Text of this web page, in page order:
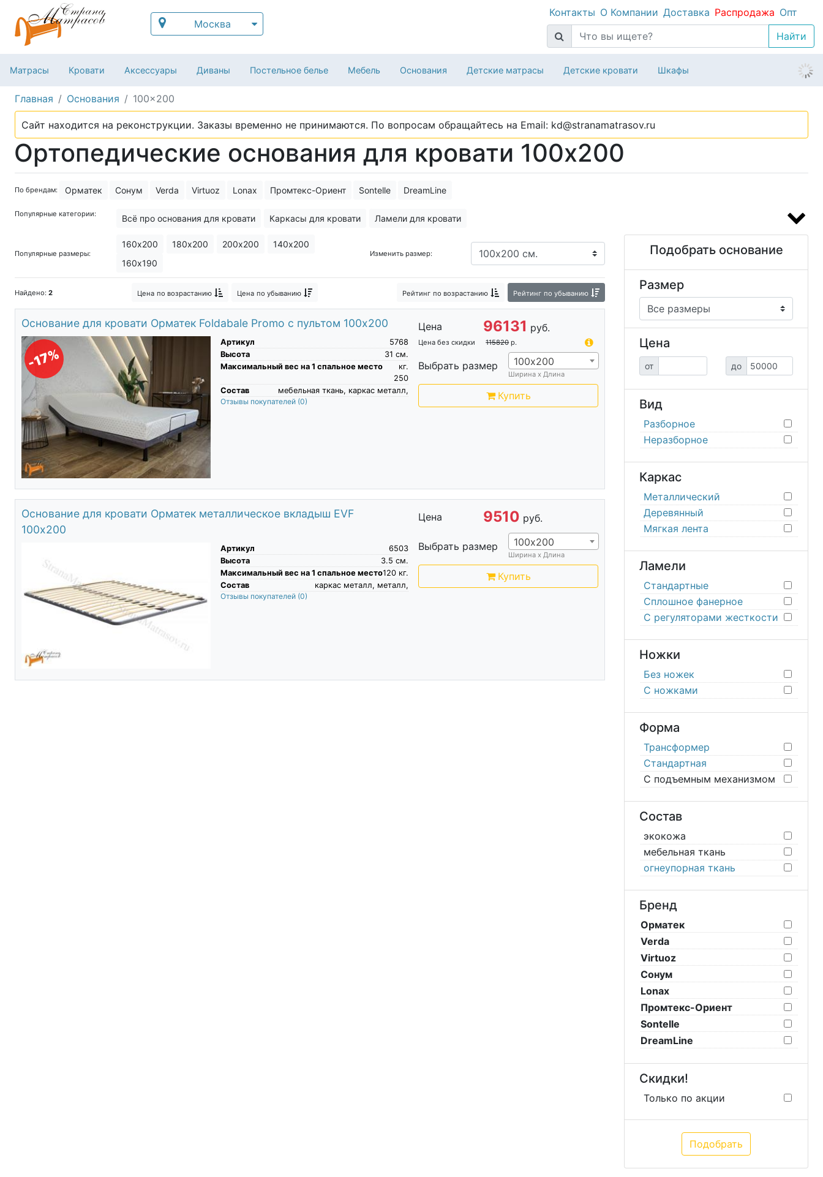
Москва
Контакты О Компании Доставка Распродажа Опт
Матрасы Кровати Аксессуары Диваны Постельное белье Мебель Основания Детские матрасы Детские кровати Шкафы
Главная Основания 100x200
Сайт находится на реконструкции. Заказы временно не принимаются. По вопросам обращайтесь на Email: kd@stranamatrasov.ru
Ортопедические основания для кровати 100х200
По брендам: Орматек Сонум Verda Virtuoz Lonax Промтекс-Ориент Sontelle DreamLine
Популярные категории: Всё про основания для кровати Каркасы для кровати Ламели для кровати
Популярные размеры:
160х200 180х200 200х200
140х200
160х190
Изменить размер:
Найдено: 2 Цена по возрастанию Цена по убыванию Рейтинг по возрастанию Рейтинг по убыванию
Основание для кровати Орматек Foldabale Promo с пультом 100х200
-17%
Артикул
5768
Высота
см.
31
Максимальный вес на 1 спальное место
кг.
250
Состав
мебельная ткань, каркас металл,
Отзывы покупателей (0)
Цена 96131 руб.
Цена без скидки 115820 р.
Выбрать размер 100х200
Ширина х Длина
Купить
Основание для кровати Орматек металлическое вкладыш EVF
100х200
Артикул
6503
Высота
см.
3.5
Максимальный вес на 1 спальное место
кг.
120
Состав
каркас металл, металл,
Отзывы покупателей (0)
Цена 9510 руб.
Выбрать размер 100х200
Ширина х Длина
Купить
Подобрать основание
Размер
Цена
от до
Вид
Разборное
Неразборное
Каркас
Металлический
Деревянный
Мягкая лента
Ламели
Стандартные
Сплошное фанерное
С регуляторами жесткости
Ножки
Без ножек
С ножками
Форма
Трансформер
Стандартная
С подъемным механизмом
Состав
экокожа
мебельная ткань
огнеупорная ткань
Бренд
Орматек
Verda
Virtuoz
Сонум
Lonax
Промтекс-Ориент
Sontelle
DreamLine
Скидки!
Только по акции